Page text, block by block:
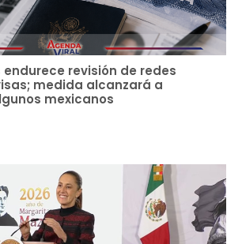
endurece revisión de redes
medida alcanzará a
mexicanos